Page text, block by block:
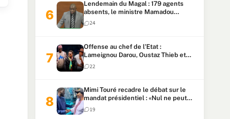
Lendemain du Magal : 179 agents
absents, le ministre Mamadou
Lamine Dianté exige des explications
24
Offense au chef de l’Etat :
Lameignou Darou, Oustaz Thieb et
Ndiaye Touba lourdement
condamnés
22
Mimi Touré recadre le débat sur le
mandat présidentiel : «Nul ne peut
faire plus de deux mandats
consécutifs de 5 ans»
19